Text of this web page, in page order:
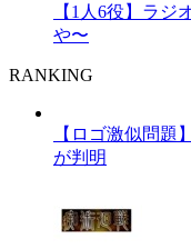
【1人6役】ラジ
や〜
RANKING
【ロゴ激似問題
が判明